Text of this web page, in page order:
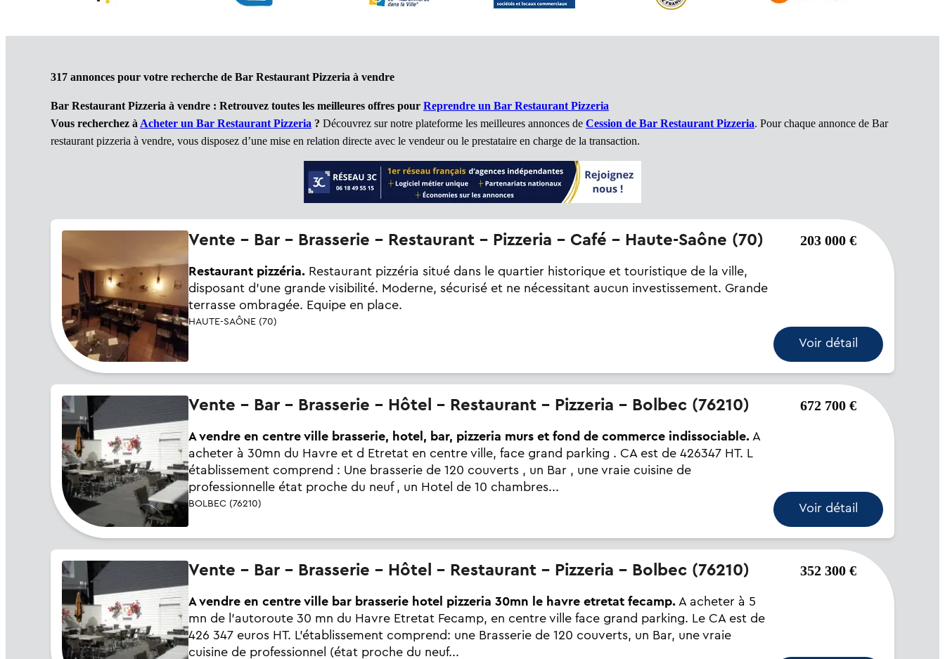
317 annonces pour votre recherche de Bar Restaurant Pizzeria à vendre
Bar Restaurant Pizzeria à vendre : Retrouvez toutes les meilleures offres pour Reprendre un Bar Restaurant Pizzeria
Vous recherchez à Acheter un Bar Restaurant Pizzeria ? Découvrez sur notre plateforme les meilleures annonces de Cession de Bar Restaurant Pizzeria. Pour chaque annonce de Bar
restaurant pizzeria à vendre, vous disposez d’une mise en relation directe avec le vendeur ou le prestataire en charge de la transaction.
Vente - Bar - Brasserie - Restaurant - Pizzeria - Café - Haute-Saône (70)
Restaurant pizzéria. Restaurant pizzéria situé dans le quartier historique et touristique de la ville,
disposant d'une grande visibilité. Moderne, sécurisé et ne nécessitant aucun investissement. Grande
terrasse ombragée. Equipe en place.
HAUTE-SAÔNE (70)
203 000 €
Voir détail
Vente - Bar - Brasserie - Hôtel - Restaurant - Pizzeria - Bolbec (76210)
A vendre en centre ville brasserie, hotel, bar, pizzeria murs et fond de commerce indissociable. A
acheter à 30mn du Havre et d Etretat en centre ville, face grand parking . CA est de 426347 HT. L
établissement comprend : Une brasserie de 120 couverts , un Bar , une vraie cuisine de
professionnelle état proche du neuf , un Hotel de 10 chambres...
BOLBEC (76210)
672 700 €
Voir détail
Vente - Bar - Brasserie - Hôtel - Restaurant - Pizzeria - Bolbec (76210)
A vendre en centre ville bar brasserie hotel pizzeria 30mn le havre etretat fecamp. A acheter à 5
mn de l'autoroute 30 mn du Havre Etretat Fecamp, en centre ville face grand parking. Le CA est de
426 347 euros HT. L'établissement comprend: une Brasserie de 120 couverts, un Bar, une vraie
cuisine de professionnel (état proche du neuf...
352 300 €